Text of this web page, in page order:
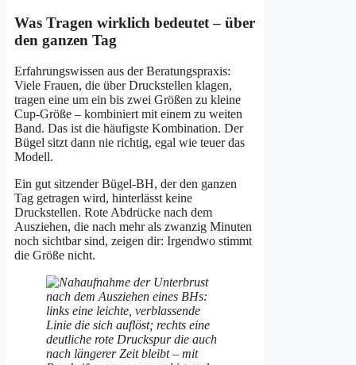
Was Tragen wirklich bedeutet – über
den ganzen Tag
Erfahrungswissen aus der Beratungspraxis:
Viele Frauen, die über Druckstellen klagen,
tragen eine um ein bis zwei Größen zu kleine
Cup-Größe – kombiniert mit einem zu weiten
Band. Das ist die häufigste Kombination. Der
Bügel sitzt dann nie richtig, egal wie teuer das
Modell.
Ein gut sitzender Bügel-BH, der den ganzen
Tag getragen wird, hinterlässt keine
Druckstellen. Rote Abdrücke nach dem
Ausziehen, die nach mehr als zwanzig Minuten
noch sichtbar sind, zeigen dir: Irgendwo stimmt
die Größe nicht.